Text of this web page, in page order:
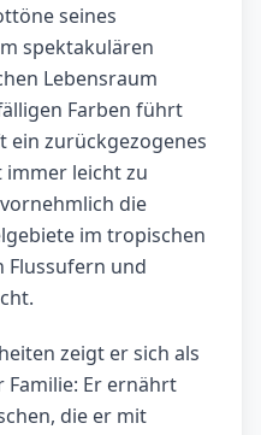
seines
spektakulären
Lebensraum
Farben führt
ein zurückgezogenes
immer leicht zu
die
im tropischen
Flussufern und
zeigt er sich als
Er ernährt
die er mit